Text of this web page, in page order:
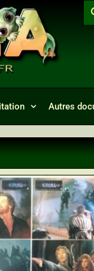
Autres